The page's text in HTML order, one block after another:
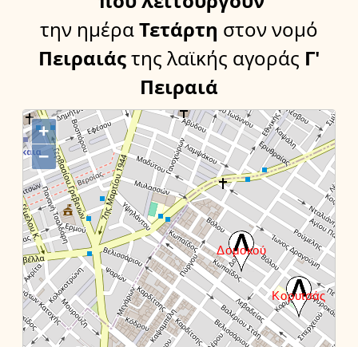
την ημέραΤετάρτη στον νομό
Πειραιάςτης λαϊκής αγοράς Γ'
Πειραιά
+
−